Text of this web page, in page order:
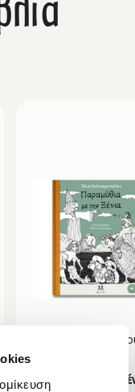
Ξένια
Παραμύθια με την